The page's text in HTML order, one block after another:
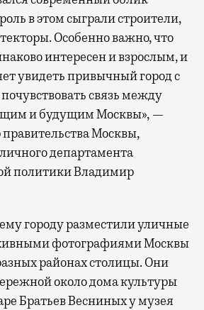
в этом сыграли строители,
Особенно важно, что
интересен и взрослым, и
увидеть привычный город с
связь между
и будущим Москвы», —
Москвы,
департамента
политики Владимир
городу разместили уличные
фотографиями Москвы
районах столицы. Они
около дома культуры
Братьев Весниных у музея